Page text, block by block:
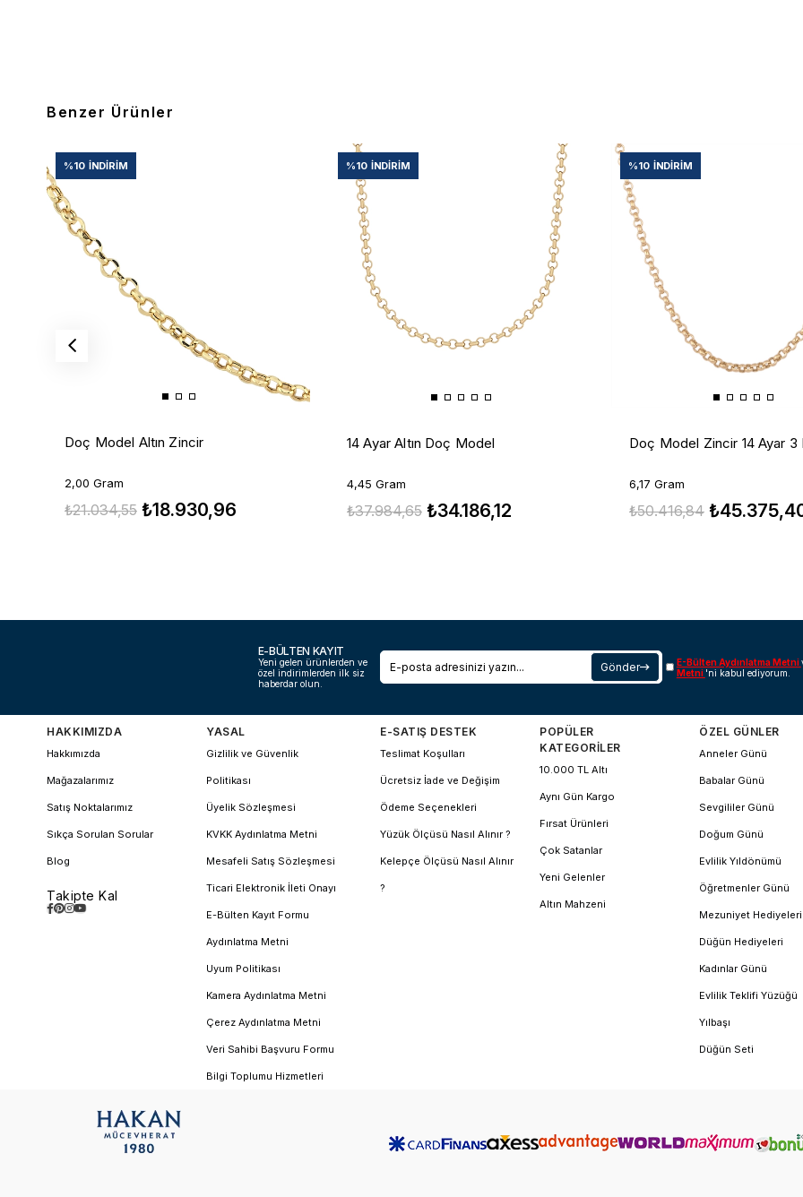
Benzer Ürünler
Doç Model Altın Zincir
2,00 Gram
₺18.930,96
₺21.034,55
%10 İNDIRIM
14 Ayar Altın Doç Model
4,45 Gram
₺34.186,12
₺37.984,65
%10 İNDIRIM
Doç Model Zincir 14 Ayar 3
6,17 Gram
₺50.416,84
%10 İNDIRIM
E-BÜLTEN KAYIT
Yeni gelen ürünlerden ve
özel indirimlerden ilk siz
haberdar olun.
Gönder E-Bülten Aydınlatma Metni
Metni 'ni kabul ediyorum.
HAKKIMIZDA
Hakkımızda
Mağazalarımız
Satış Noktalarımız
Sıkça Sorulan Sorular
Blog
Takipte Kal
YASAL
Gizlilik ve Güvenlik
Politikası
Üyelik Sözleşmesi
KVKK Aydınlatma Metni
Mesafeli Satış Sözleşmesi
Ticari Elektronik İleti Onayı
E-Bülten Kayıt Formu
Aydınlatma Metni
Uyum Politikası
Kamera Aydınlatma Metni
Çerez Aydınlatma Metni
Veri Sahibi Başvuru Formu
Bilgi Toplumu Hizmetleri
E-SATIŞ DESTEK
Teslimat Koşulları
Ücretsiz İade ve Değişim
Ödeme Seçenekleri
Yüzük Ölçüsü Nasıl Alınır ?
Kelepçe Ölçüsü Nasıl Alınır
?
POPÜLER
KATEGORİLER
10.000 TL Altı
Aynı Gün Kargo
Fırsat Ürünleri
Çok Satanlar
Yeni Gelenler
Altın Mahzeni
ÖZEL GÜNLER
Anneler Günü
Babalar Günü
Sevgililer Günü
Doğum Günü
Evlilik Yıldönümü
Öğretmenler Günü
Mezuniyet Hediyeleri
Düğün Hediyeleri
Kadınlar Günü
Evlilik Teklifi Yüzüğü
Yılbaşı
Düğün Seti